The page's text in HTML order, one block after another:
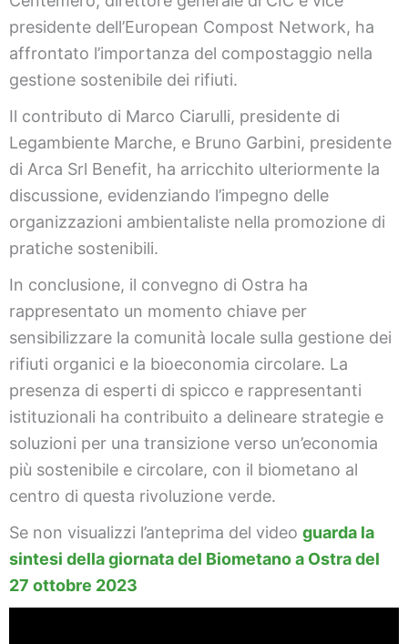
presidente dell’European Compost Network, ha
affrontato l’importanza del compostaggio nella
gestione sostenibile dei rifiuti.
Il contributo di Marco Ciarulli, presidente di
Legambiente Marche, e Bruno Garbini, presidente
di Arca Srl Benefit, ha arricchito ulteriormente la
discussione, evidenziando l’impegno delle
organizzazioni ambientaliste nella promozione di
pratiche sostenibili.
In conclusione, il convegno di Ostra ha
rappresentato un momento chiave per
sensibilizzare la comunità locale sulla gestione dei
rifiuti organici e la bioeconomia circolare. La
presenza di esperti di spicco e rappresentanti
istituzionali ha contribuito a delineare strategie e
soluzioni per una transizione verso un’economia
più sostenibile e circolare, con il biometano al
centro di questa rivoluzione verde.
Se non visualizzi l’anteprima del video guarda la
sintesi della giornata del Biometano a Ostra del
27 ottobre 2023